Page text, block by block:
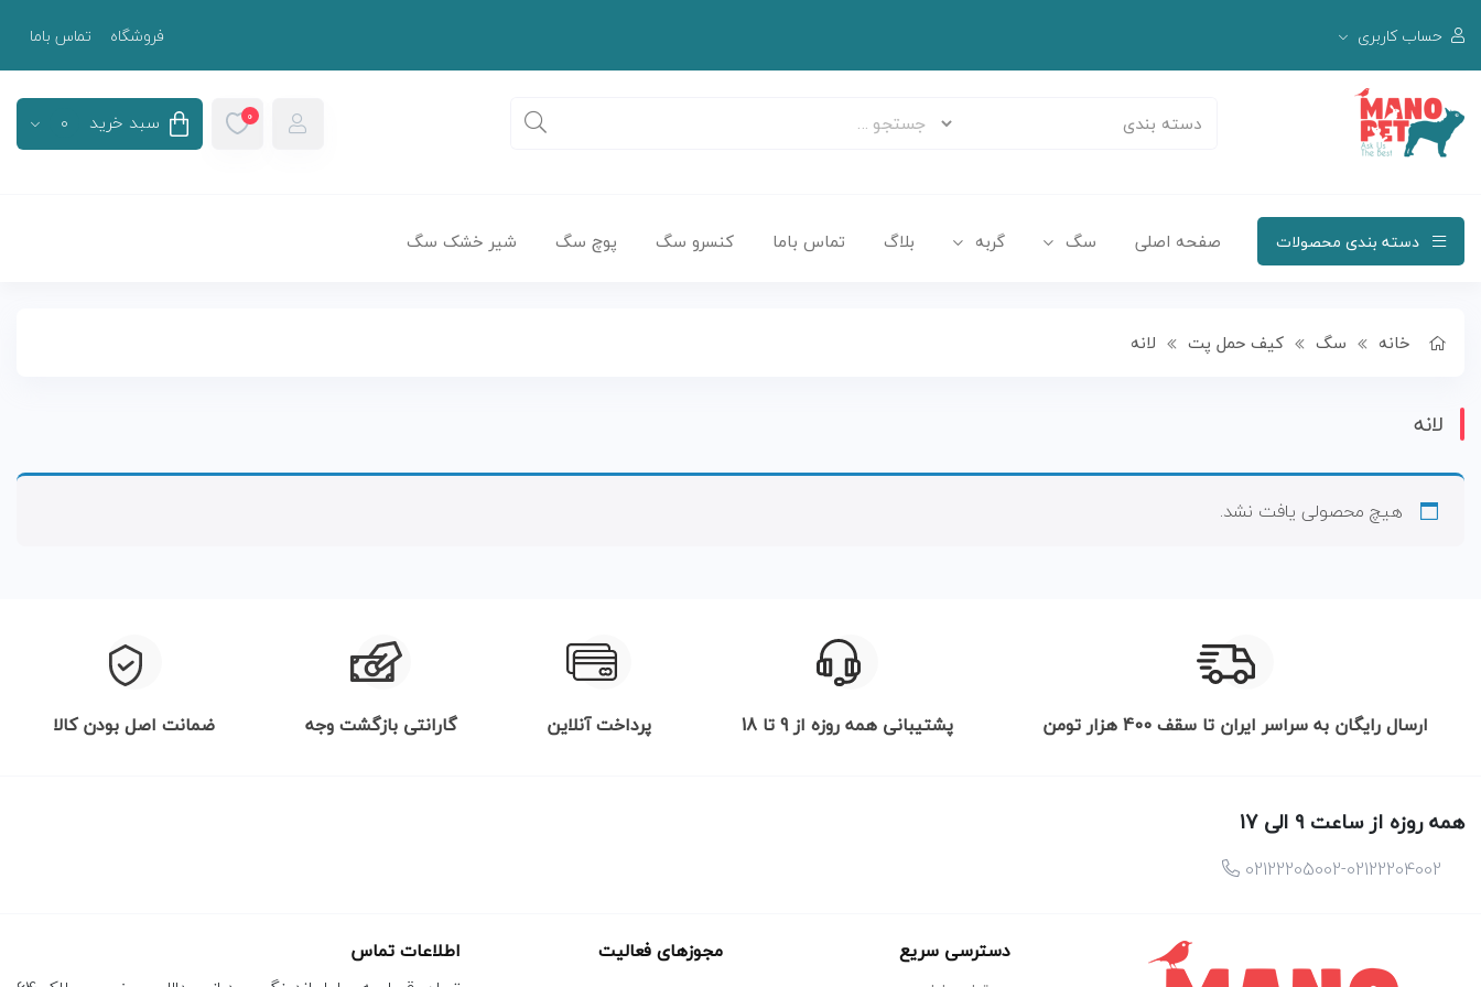
حساب کاربری فروشگاه تماس باما
سبد خرید 0 0
صفحه اصلی سگ گربه بلاگ تماس باما کنسرو سگ پوچ سگ شیر خشک سگ
خانه سگ کیف حمل پت لانه
لانه
هیچ محصولی یافت نشد.
ارسال رایگان به سراسر ایران تا سقف 400 هزار تومن پشتیبانی همه روزه از 9 تا 18 پرداخت آنلاین گارانتی بازگشت وجه ضمانت اصل بودن کالا
همه روزه از ساعت 9 الی 17
02122205002-02122204002
دسترسی سریع مجوزهای فعالیت
اطلاعات تماس